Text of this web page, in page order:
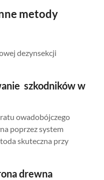
metody
dezynsekcji
szkodników w
owadobójczego
poprzez system
skuteczna przy
drewna